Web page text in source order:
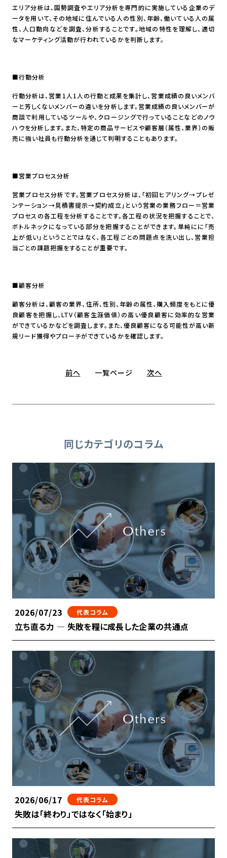
エリア分析は、国勢調査やエリア分析を専門的に実施している企業のデ
ータを用いて、その地域に住んでいる人の性別、年齢、働いている人の属
性、人口動向などを調査、分析することです。地域の特性を理解し、適切
なマーケティング活動が行われているかを判断します。
■行動分析
行動分析は、営業1人1人の行動と成果を集計し、営業成績の良いメンバ
ーと芳しくないメンバーの違いを分析します。営業成績の良いメンバーが
商談で利用しているツールや、クロージングで行っていることなどのノウ
ハウを分析します。また、特定の商品サービスや顧客層（属性、業界）の販
売に強い社員も行動分析を通じて判明することもあります。
■営業プロセス分析
営業プロセス分析です。営業プロセス分析は、「初回ヒアリング→プレゼ
ンテーション→見積書提示→契約成立」という営業の業務フロー＝営業
プロセスの各工程を分析することです。各工程の状況を把握することで、
ボトルネックになっている部分を把握することができます。単純にに「売
上が低い」ということではなく、各工程ごとの問題点を洗い出し、営業担
当ごとの課題把握をすることが重要です。
■顧客分析
顧客分析は、顧客の業界、住所、性別、年齢の属性、購入頻度をもとに優
良顧客を把握し、LTV（顧客生涯価値）の高い優良顧客に効率的な営業
ができているかなどを調査します。また、優良顧客になる可能性が高い新
規リード獲得やプローチができているかを確認します。
前へ 一覧ページ 次へ
同じカテゴリのコラム
2026/07/23 代表コラム
立ち直る力 ― 失敗を糧に成長した企業の共通点
2026/06/17 代表コラム
失敗は「終わり」ではなく「始まり」